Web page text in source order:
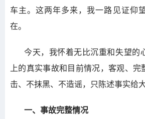
车主。这两年多来，我一路见证仰
在。
今天，我怀着无比沉重和失望的
上的真实事故和目前情况，客观、完
击、不抹黑、不造谣，只陈述事实给
一、事故完整情况